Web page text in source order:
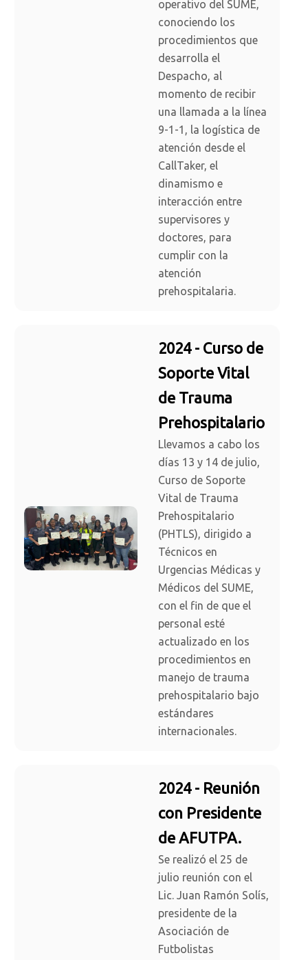
operativo del SUME,
conociendo los
procedimientos que
desarrolla el
Despacho, al
momento de recibir
una llamada a la línea
9-1-1, la logística de
atención desde el
CallTaker, el
dinamismo e
interacción entre
supervisores y
doctores, para
cumplir con la
atención
prehospitalaria.
2024 - Curso de
Soporte Vital
de Trauma
Prehospitalario
Llevamos a cabo los
días 13 y 14 de julio,
Curso de Soporte
Vital de Trauma
Prehospitalario
(PHTLS), dirigido a
Técnicos en
Urgencias Médicas y
Médicos del SUME,
con el fin de que el
personal esté
actualizado en los
procedimientos en
manejo de trauma
prehospitalario bajo
estándares
internacionales.
2024 - Reunión
con Presidente
de AFUTPA.
Se realizó el 25 de
julio reunión con el
Lic. Juan Ramón Solís,
presidente de la
Asociación de
Futbolistas